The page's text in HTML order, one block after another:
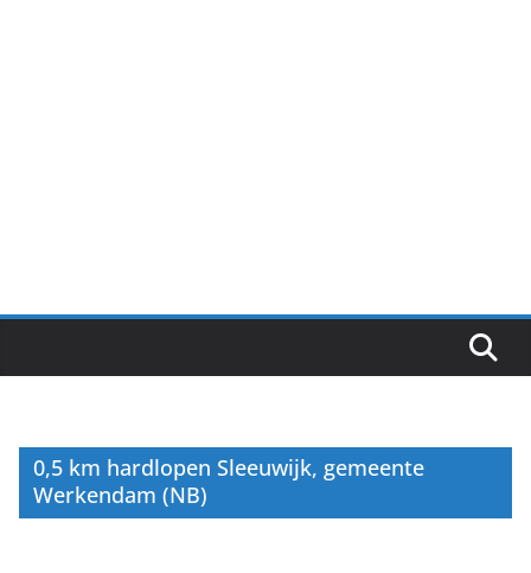
0,5 km hardlopen Sleeuwijk, gemeente
Werkendam (NB)